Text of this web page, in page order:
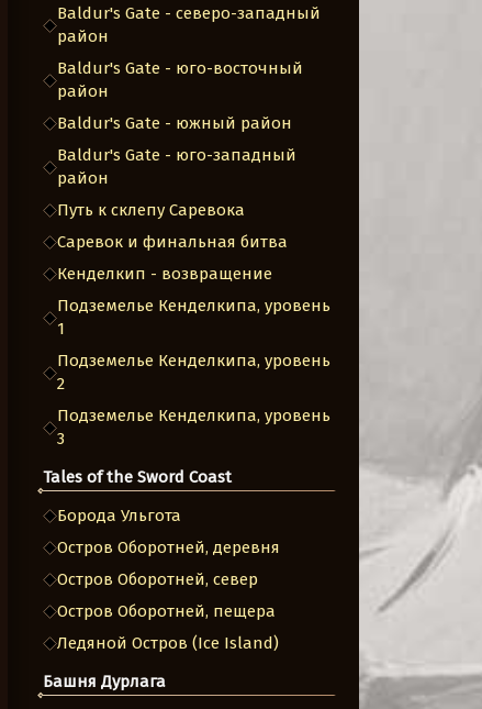
Baldur's Gate - северо-западный
район
Baldur's Gate - юго-восточный
район
Baldur's Gate - южный район
Baldur's Gate - юго-западный
район
Путь к склепу Саревока
Саревок и финальная битва
Кенделкип - возвращение
Подземелье Кенделкипа, уровень
1
Подземелье Кенделкипа, уровень
2
Подземелье Кенделкипа, уровень
3
Tales of the Sword Coast
Борода Ульгота
Остров Оборотней, деревня
Остров Оборотней, север
Остров Оборотней, пещера
Ледяной Остров (Ice Island)
Башня Дурлага